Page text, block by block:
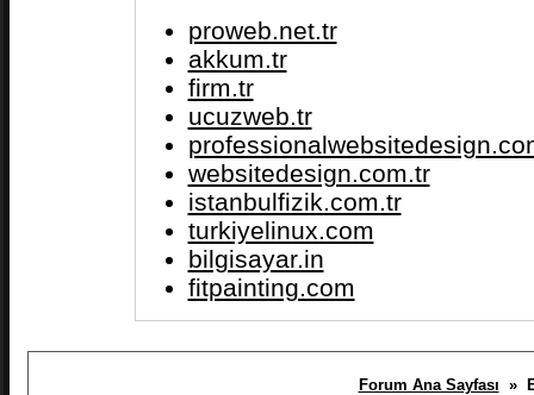
proweb.net.tr
akkum.tr
firm.tr
ucuzweb.tr
websitedesign.com.tr
istanbulfizik.com.tr
turkiyelinux.com
bilgisayar.in
fitpainting.com
Forum Ana Sayfası »